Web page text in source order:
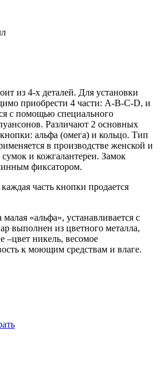
из 4-х деталей. Для установки
приобрести 4 части: A-B-C-D, и
с помощью специального
Различают 2 основных
альфа (омега) и кольцо. Тип
в производстве женской и
и кожгалантереи. Замок
фиксатором.
часть кнопки продается
«альфа», устанавливается с
выполнен из цветного металла,
–цвет никель, весомое
к моющим средствам и влаге.